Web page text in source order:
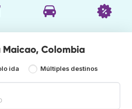
Colombia
ida Múltiples destinos